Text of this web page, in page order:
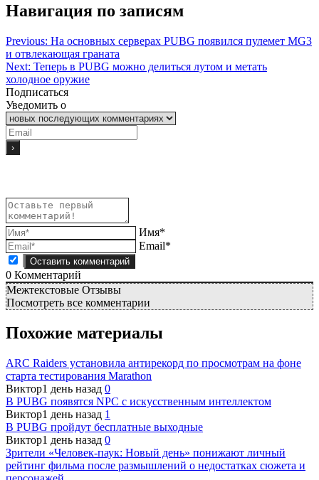
Навигация по записям
Previous: На основных серверах PUBG появился пулемет MG3
и отвлекающая граната
Next: Теперь в PUBG можно делиться лутом и метать
холодное оружие
Подписаться
Уведомить о
Имя*
Email*
0 Комментарий
Межтекстовые Отзывы
Посмотреть все комментарии
Похожие материалы
ARC Raiders установила антирекорд по просмотрам на фоне
старта тестирования Marathon
Виктор1 день назад 0
В PUBG появятся NPC с искусственным интеллектом
Виктор1 день назад 1
В PUBG пройдут бесплатные выходные
Виктор1 день назад 0
Зрители «Человек-паук: Новый день» понижают личный
рейтинг фильма после размышлений о недостатках сюжета и